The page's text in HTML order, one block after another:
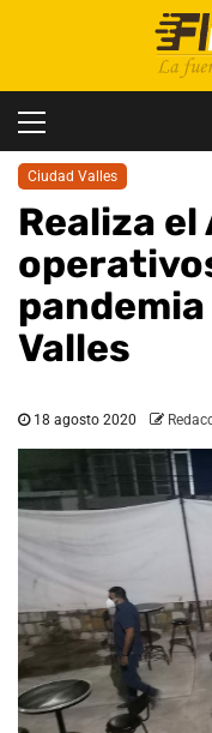
principal
Ciudad Valles
Realiza
Valles
18 agosto 2020